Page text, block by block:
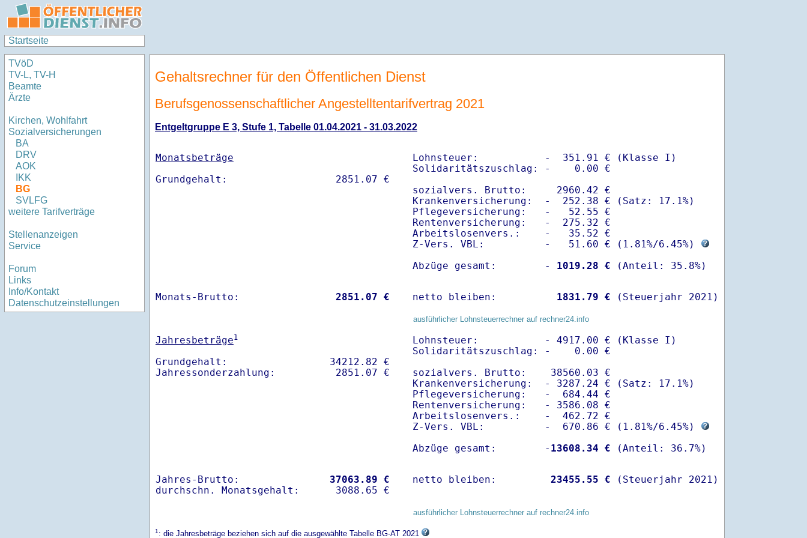
Startseite
TVöD
TV-L, TV-H
Beamte
Ärzte
Kirchen, Wohlfahrt
Sozialversicherungen
BA
DRV
AOK
IKK
BG
SVLFG
weitere Tarifverträge
Stellenanzeigen
Service
Forum
Links
Info/Kontakt
Datenschutzeinstellungen
Gehaltsrechner für den Öffentlichen Dienst
Berufsgenossenschaftlicher Angestelltentarifvertrag 2021
Entgeltgruppe E 3, Stufe 1, Tabelle 01.04.2021 - 31.03.2022
Monatsbeträge
Lohnsteuer:           -  351.91 € (Klasse I)
Solidaritätszuschlag: -    0.00 €
sozialvers. Brutto:     2960.42 €
Krankenversicherung:  -  252.38 € (Satz: 17.1%)
Pflegeversicherung:   -   52.55 €
Rentenversicherung:   -  275.32 €
Arbeitslosenvers.:    -   35.52 €
Z-Vers. VBL:          -   51.60 € ( 1.81%/6.45%)
Abzüge gesamt:        -
1019.28 €
Monats-Brutto: 2851.07 € netto bleiben: 1831.79 € (Steuerjahr 2021)
ausführlicher Lohnsteuerrechner auf rechner24.info
Jahresbeträge1
Grundgehalt:                 34212.82 €
Lohnsteuer:           - 4917.00 € (Klasse I)
Solidaritätszuschlag: -    0.00 €
sozialvers. Brutto:    38560.03 €
Krankenversicherung:  - 3287.24 € (Satz: 17.1%)
Pflegeversicherung:   -  684.44 €
Rentenversicherung:   - 3586.08 €
Arbeitslosenvers.:    -  462.72 €
Z-Vers. VBL:          -  670.86 € ( 1.81%/6.45%)
Abzüge gesamt:        - 13608.34 €
Jahres-Brutto: 37063.89 €
netto bleiben: 23455.55 € (Steuerjahr 2021)
ausführlicher Lohnsteuerrechner auf rechner24.info
1: die Jahresbeträge beziehen sich auf die ausgewählte Tabelle BG-AT 2021